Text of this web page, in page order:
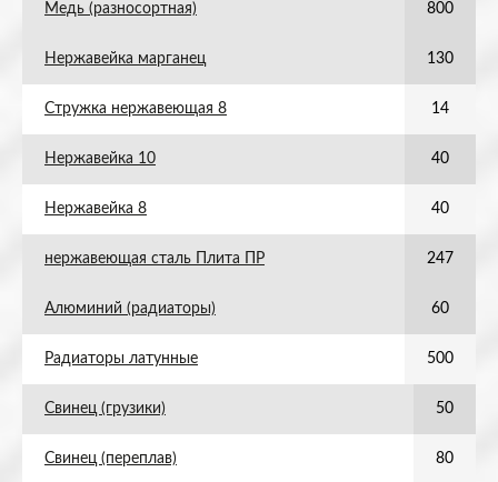
Медь (разносортная) 800
Нержавейка марганец 130
Стружка нержавеющая 8 14
Нержавейка 10 40
Нержавейка 8 40
нержавеющая сталь Плита ПР 247
Алюминий (радиаторы) 60
Радиаторы латунные 500
Свинец (грузики) 50
Свинец (переплав) 80